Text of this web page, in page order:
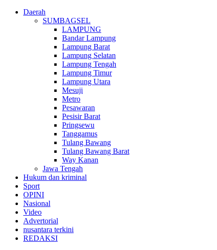
Daerah
SUMBAGSEL
LAMPUNG
Bandar Lampung
Lampung Barat
Lampung Selatan
Lampung Tengah
Lampung Timur
Lampung Utara
Mesuji
Metro
Pesawaran
Pesisir Barat
Pringsewu
Tanggamus
Tulang Bawang
Tulang Bawang Barat
Way Kanan
Jawa Tengah
Hukum dan kriminal
Sport
OPINI
Nasional
Video
Advertorial
nusantara terkini
REDAKSI